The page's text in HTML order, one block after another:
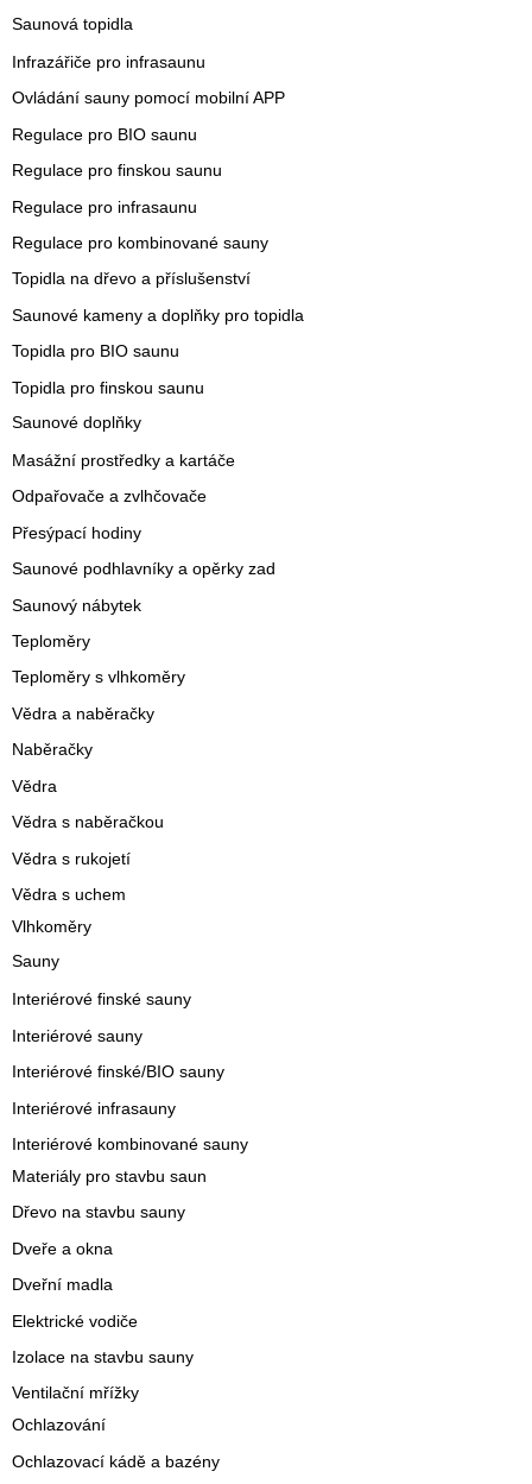
Saunová topidla
Infrazářiče pro infrasaunu
Ovládání sauny pomocí mobilní APP
Regulace pro BIO saunu
Regulace pro finskou saunu
Regulace pro infrasaunu
Regulace pro kombinované sauny
Topidla na dřevo a příslušenství
Saunové kameny a doplňky pro topidla
Topidla pro BIO saunu
Topidla pro finskou saunu
Saunové doplňky
Masážní prostředky a kartáče
Odpařovače a zvlhčovače
Přesýpací hodiny
Saunové podhlavníky a opěrky zad
Saunový nábytek
Teploměry
Teploměry s vlhkoměry
Vědra a naběračky
Naběračky
Vědra
Vědra s naběračkou
Vědra s rukojetí
Vědra s uchem
Vlhkoměry
Sauny
Interiérové finské sauny
Interiérové sauny
Interiérové finské/BIO sauny
Interiérové infrasauny
Interiérové kombinované sauny
Materiály pro stavbu saun
Dřevo na stavbu sauny
Dveře a okna
Dveřní madla
Elektrické vodiče
Izolace na stavbu sauny
Ventilační mřížky
Ochlazování
Ochlazovací kádě a bazény